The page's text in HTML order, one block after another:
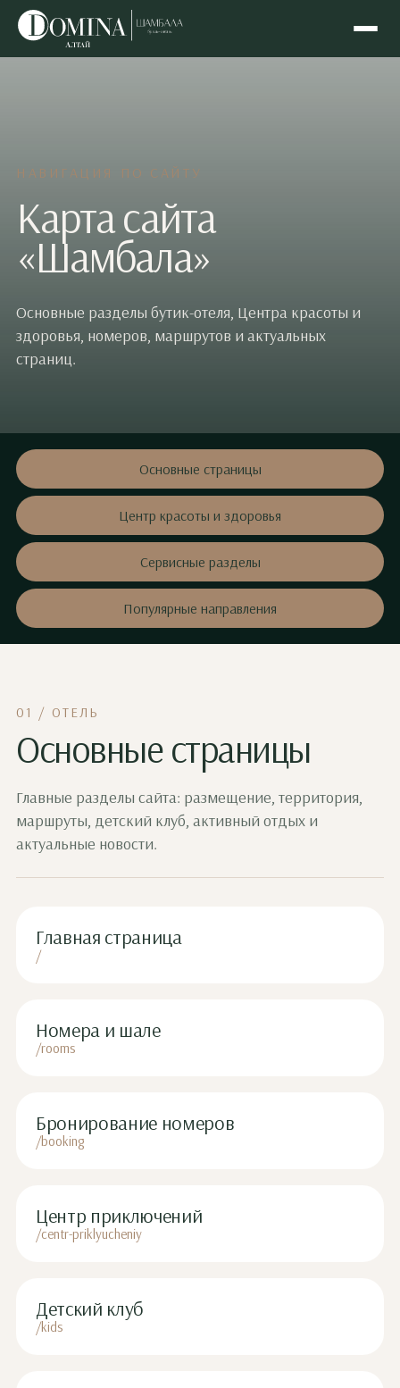
НАВИГАЦИЯ ПО САЙТУ
Карта сайта
«Шамбала»
Основные разделы бутик-отеля, Центра красоты и
здоровья, номеров, маршрутов и актуальных
страниц.
Основные страницы
Центр красоты и здоровья
Сервисные разделы
Популярные направления
01 / ОТЕЛЬ
Основные страницы
Главные разделы сайта: размещение, территория,
маршруты, детский клуб, активный отдых и
актуальные новости.
Главная страница
/
Номера и шале
/rooms
Бронирование номеров
/booking
Центр приключений
/centr-priklyucheniy
Детский клуб
/kids